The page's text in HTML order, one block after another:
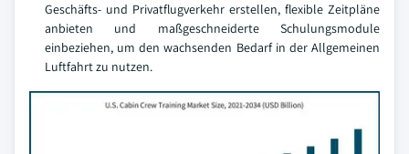
Geschäfts- und Privatflugverkehr erstellen, flexible Zeitpläne
anbieten und maßgeschneiderte Schulungsmodule
einbeziehen, um den wachsenden Bedarf in der Allgemeinen
Luftfahrt zu nutzen.